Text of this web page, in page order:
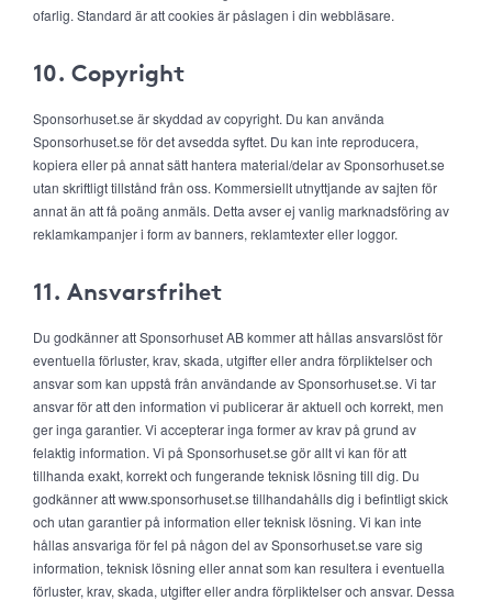
ofarlig. Standard är att cookies är påslagen i din webbläsare.
10. Copyright
Sponsorhuset.se är skyddad av copyright. Du kan använda
Sponsorhuset.se för det avsedda syftet. Du kan inte reproducera,
kopiera eller på annat sätt hantera material/delar av Sponsorhuset.se
utan skriftligt tillstånd från oss. Kommersiellt utnyttjande av sajten för
annat än att få poäng anmäls. Detta avser ej vanlig marknadsföring av
reklamkampanjer i form av banners, reklamtexter eller loggor.
11. Ansvarsfrihet
Du godkänner att Sponsorhuset AB kommer att hållas ansvarslöst för
eventuella förluster, krav, skada, utgifter eller andra förpliktelser och
ansvar som kan uppstå från användande av Sponsorhuset.se. Vi tar
ansvar för att den information vi publicerar är aktuell och korrekt, men
ger inga garantier. Vi accepterar inga former av krav på grund av
felaktig information. Vi på Sponsorhuset.se gör allt vi kan för att
tillhanda exakt, korrekt och fungerande teknisk lösning till dig. Du
godkänner att www.sponsorhuset.se tillhandahålls dig i befintligt skick
och utan garantier på information eller teknisk lösning. Vi kan inte
hållas ansvariga för fel på någon del av Sponsorhuset.se vare sig
information, teknisk lösning eller annat som kan resultera i eventuella
förluster, krav, skada, utgifter eller andra förpliktelser och ansvar. Dessa